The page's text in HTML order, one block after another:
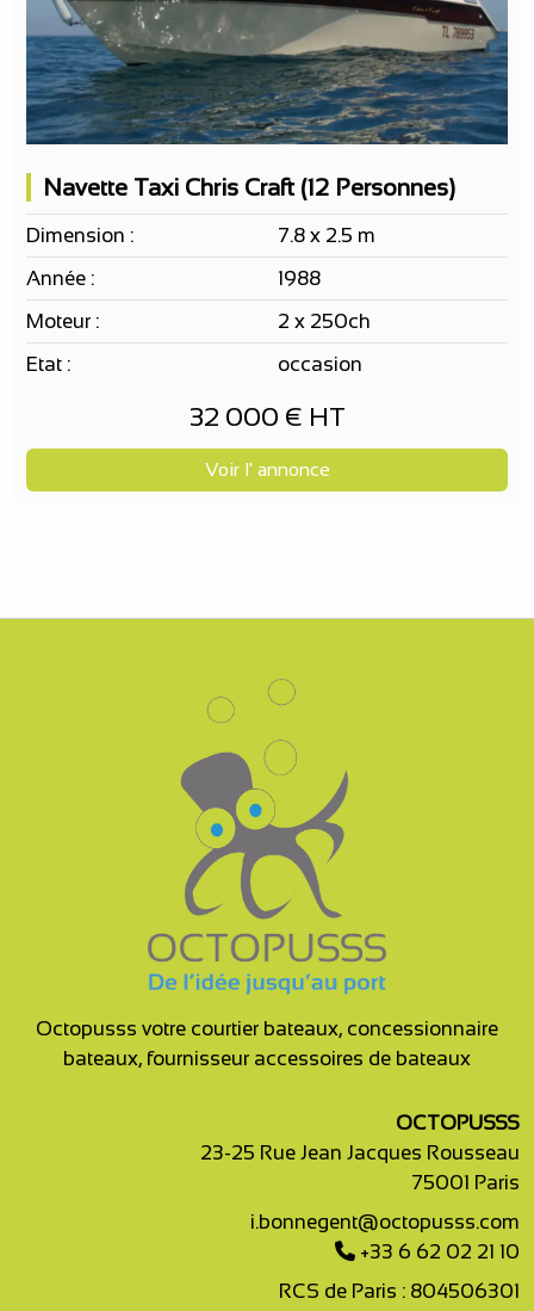
Navette Taxi Chris Craft (12 Personnes)
Dimension :
7.8 x 2.5 m
Année :
1988
Moteur :
2 x 250ch
Etat :
occasion
32 000 € HT
Voir l' annonce
Octopusss votre courtier bateaux, concessionnaire
bateaux, fournisseur accessoires de bateaux
OCTOPUSSS
23-25 Rue Jean Jacques Rousseau
75001 Paris
i.bonnegent@octopusss.com
+33 6 62 02 21 10
RCS de Paris : 804506301